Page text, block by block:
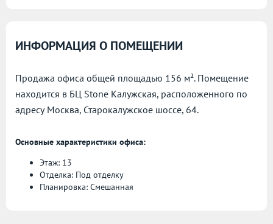
ИНФОРМАЦИЯ О ПОМЕЩЕНИИ
Продажа офиса общей площадью 156 м². Помещение
находится в БЦ Stone Калужская, расположенного по
адресу Москва, Старокалужское шоссе, 64.
Основные характеристики офиса:
Этаж: 13
Отделка: Под отделку
Планировка: Смешанная